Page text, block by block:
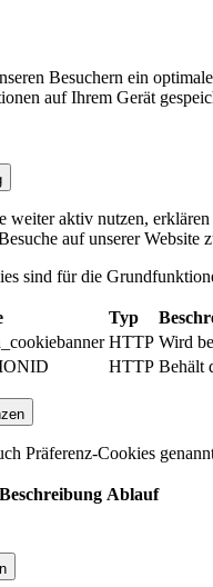
Besuchern ein
auf Ihrem Gerät
weiter aktiv nutzen,
auf unserer
sind für die
Typ
HTTP Wird
HTTP Behält
Präferenz-Cookies
Beschreibung Ablauf